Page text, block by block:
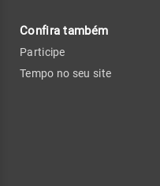
Confira também
Participe
Tempo no seu site